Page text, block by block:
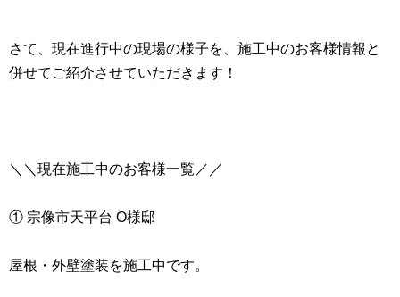
さて、現在進行中の現場の様子を、施工中のお客様情報と
併せてご紹介させていただきます！
＼＼現在施工中のお客様一覧／／
① 宗像市天平台 O様邸
屋根・外壁塗装を施工中です。